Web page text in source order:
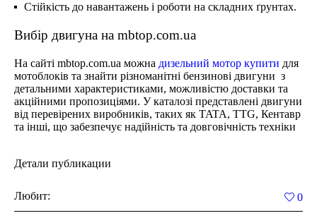
Стійкість до навантажень і роботи на складних ґрунтах.
Вибір двигуна на mbtop.com.ua
На сайті mbtop.com.ua можна дизельний мотор купити для
мотоблоків та знайти різноманітні бензинові двигуни з
детальними характеристиками, можливістю доставки та
акційними пропозиціями. У каталозі представлені двигуни
від перевірених виробників, таких як TATA, TTG, Кентавр
та інші, що забезпечує надійність та довговічність техніки​
Детали публикации
Любит: 0